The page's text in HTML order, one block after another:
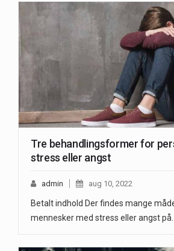
Tre behandlingsformer for
stress eller angst
admin aug 10, 2022
Betalt indhold Der findes mange
mennesker med stress eller angst på.